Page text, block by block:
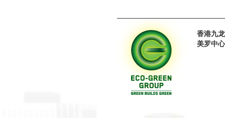
香港九
美罗中